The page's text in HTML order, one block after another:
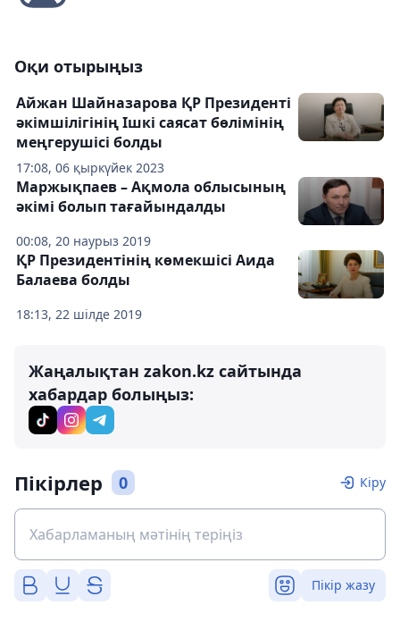
Оқи отырыңыз
17:08, 06 қыркүйек 2023
Айжан Шайназарова ҚР Президенті
әкімшілігінің Ішкі саясат бөлімінің
меңгерушісі болды
00:08, 20 наурыз 2019
Маржықпаев – Ақмола облысының
әкімі болып тағайындалды
18:13, 22 шілде 2019
ҚР Президентінің көмекшісі Аида
Балаева болды
Жаңалықтан zakon.kz сайтында
хабардар болыңыз:
Пікірлер 0 Кіру
Пікір жазу